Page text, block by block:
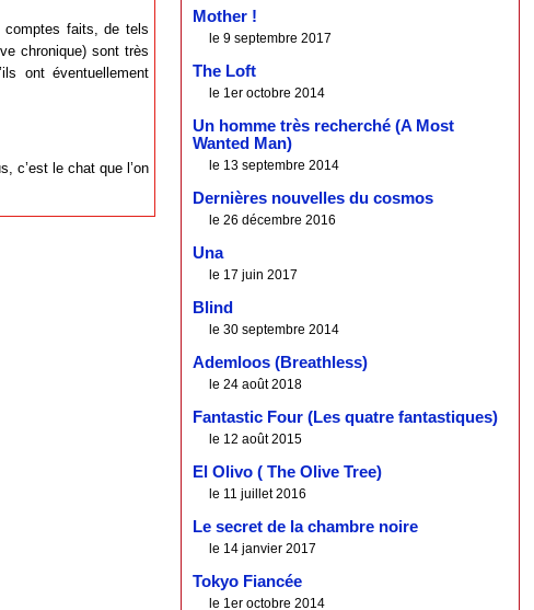
faits, de tels
chronique) sont très
ont éventuellement
c’est le chat que l’on
Mother !
le 9 septembre 2017
The Loft
le 1er octobre 2014
Un homme très recherché (A Most
Wanted Man)
le 13 septembre 2014
Dernières nouvelles du cosmos
le 26 décembre 2016
Una
le 17 juin 2017
Blind
le 30 septembre 2014
Ademloos (Breathless)
le 24 août 2018
Fantastic Four (Les quatre fantastiques)
le 12 août 2015
El Olivo ( The Olive Tree)
le 11 juillet 2016
Le secret de la chambre noire
le 14 janvier 2017
Tokyo Fiancée
le 1er octobre 2014